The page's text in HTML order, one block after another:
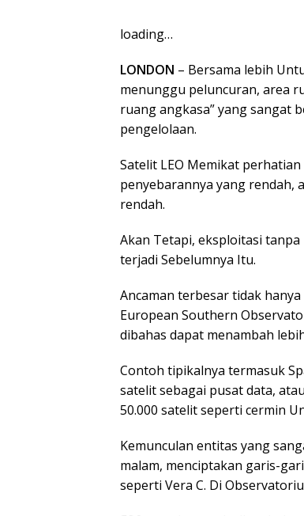
loading…
LONDON – Bersama lebih
menunggu peluncuran, area
ruang angkasa” yang sangat
pengelolaan.
Satelit LEO Memikat
penyebarannya yang rendah,
rendah.
Akan Tetapi, eksploitasi
terjadi Sebelumnya Itu.
Ancaman terbesar tidak
European Southern
dibahas dapat menambah
Contoh tipikalnya termasuk
satelit sebagai pusat data,
50.000 satelit seperti cermin
Kemunculan entitas yang
malam, menciptakan garis-
seperti Vera C. Di